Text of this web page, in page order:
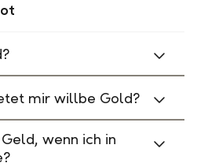
mir willbe Gold?
wenn ich in